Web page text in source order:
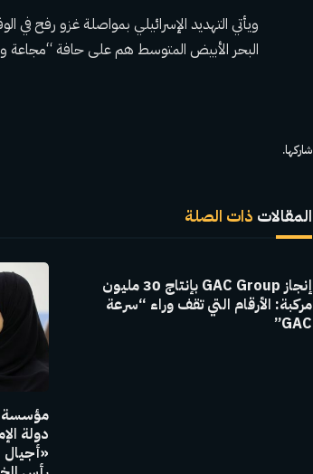
ويأتي التهديد الإسرائيلي بمواصلة غزو رفح
البحر الأبيض المتوسط ​​هم على حافة “مجاعة
شاركها.
المقالات ذات الصلة
إنجاز GAC Group بإنتاج 30 مليون
مركبة: الأرقام التي تقف وراء “سرعة
GAC”
مؤسسة